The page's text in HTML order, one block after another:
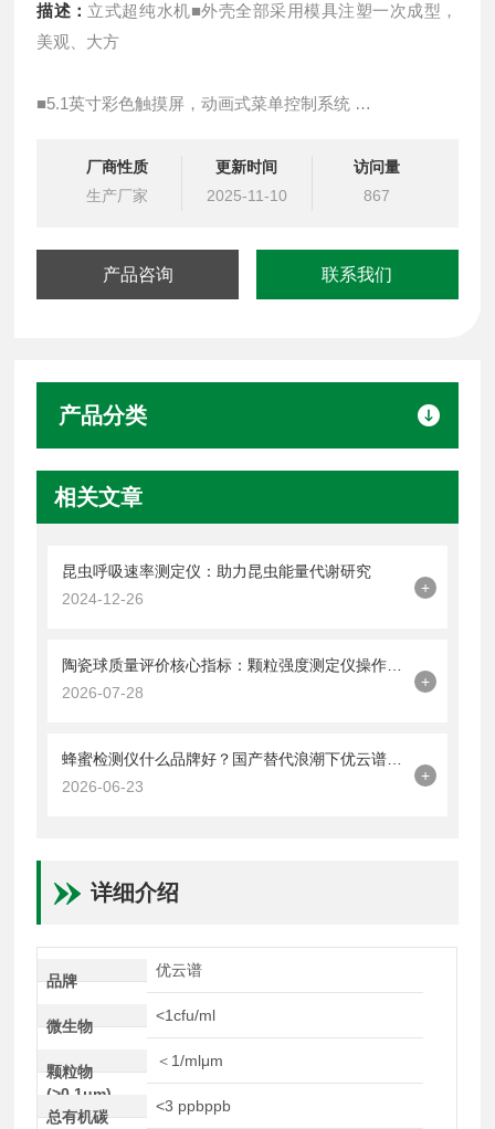
描述： 立式超纯水机■外壳全部采用模具注塑一次成型，
美观、大方
■5.1英寸彩色触摸屏，动画式菜单控制系统
■具备开机自检，缺水保护报警，满水自动停机功能
厂商性质
生产厂家
更新时间
2025-11-10
访问量
867
产品咨询 联系我们
产品分类
相关文章
昆虫呼吸速率测定仪：助力昆虫能量代谢研究
2024-12-26
+
陶瓷球质量评价核心指标：颗粒强度测定仪操作规范全解读
2026-07-28
+
蜂蜜检测仪什么品牌好？国产替代浪潮下优云谱厂家技术实力评测
2026-06-23
+
详细介绍
品牌
优云谱
微生物
<1cfu/ml
颗粒物
(>0.1μm)
＜1/mlμm
总有机碳
<3 ppbppb